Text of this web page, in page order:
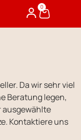
0
Da wir sehr viel
Beratung legen,
ausgewählte
Kontaktiere uns